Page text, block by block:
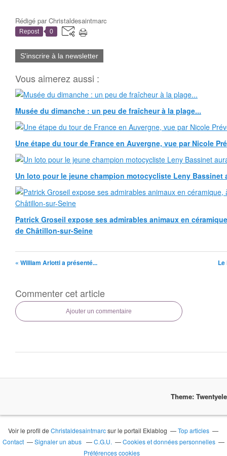
Rédigé parChristaldesaintmarc
Repost 0
S'inscrire à la newsletter
Vous aimerez aussi :
Musée du dimanche : un peu de fraîcheur à la plage...
Une étape du tour de France en Auvergne, vue par Nicole
Un loto pour le jeune champion motocycliste Leny Bassinet
Patrick Groseil expose ses admirables animaux en
de Châtillon-sur-Seine
« William Arlotti a présenté... Le
Commenter cet article
Ajouter un commentaire
Theme:
Voir le profil deChristaldesaintmarcsur le portail Eklablog
Top articles
Contact
Signaler un abus C.G.U.
Cookies et données personnelles
Préférences cookies